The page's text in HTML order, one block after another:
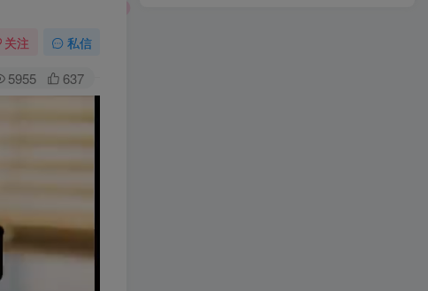
关注 私信
5955 637